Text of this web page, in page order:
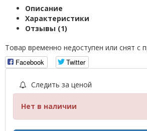
Описание
Характеристики
Отзывы (1)
Товар временно недоступен или снят с
Facebook
Twitter
Следить за ценой
Нет в наличии